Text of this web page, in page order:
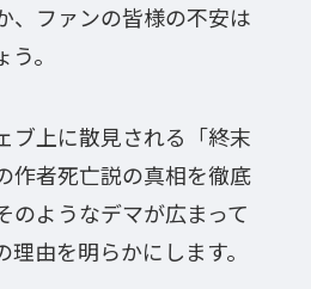
、ファンの皆様の不安は
。
ブ上に散見される「終末
作者死亡説の真相を徹底
のようなデマが広まって
由を明らかにします。